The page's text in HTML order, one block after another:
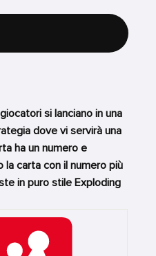
si lanciano in una
dove vi servirà una
ha un numero e
la carta con il numero più
in puro stile Exploding